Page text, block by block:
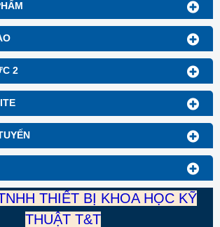
2
THIẾT BỊ KHOA HỌC KỸ
THUẬT T&T